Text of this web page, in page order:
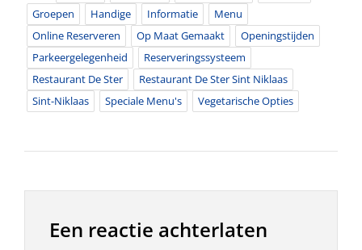
Groepen
Handige Informatie
Menu
Online Reserveren
Op Maat Gemaakt
Openingstijden
Parkeergelegenheid
Reserveringssysteem
Restaurant De Ster
Restaurant De Ster Sint Niklaas
Sint-Niklaas
Speciale Menu's Vegetarische Opties
Een reactie achterlaten